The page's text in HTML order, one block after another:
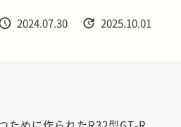
2024.07.30 2025.10.01